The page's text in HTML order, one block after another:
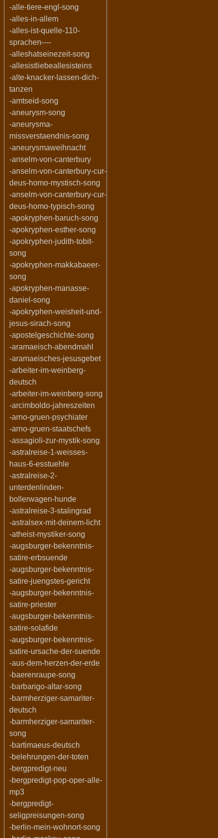
-alle-tiere-engl-song
-alles-in-allem
-alles-ist-quelle-110-
sprachen----
-alleshatseinezeit-song
-allesistliebeallesisteins
-alte-knacker-lassen-dich-
tanzen
-amtseid-song
-aneurysm-song
-aneurysma-
missverstaendnis-song
-aneurysmaweihnacht
-anselm-von-canterbury
-anselm-von-canterbury-cur-
deus-homo-mystisch-song
-anselm-von-canterbury-cur-
deus-homo-typisch-song
-apokryphen-baruch-song
-apokryphen-esther-song
-apokryphen-judith-tobit-
song
-apokryphen-makkabaeer-
song
-apokryphen-manasse-
daniel-song
-apokryphen-weisheit-und-
jesus-sirach-song
-apostelgeschichte-song
-aramaeisch-abendmahl
-aramaeisches-jesusgebet
-arbeiter-im-weinberg-
deutsch
-arbeiter-im-weinberg-song
-arcimboldo-jahreszeiten
-arno-gruen-psychiater
-arno-gruen-staatschefs
-assagioli-zur-mystik-song
-astralreise-1-weisses-
haus-6-esstuehle
-astralreise-2-
unterdenlinden-
bollerwagen-hunde
-astralreise-3-stalingrad
-astralsex-mit-deinem-licht
-atheist-mystiker-song
-augsburger-bekenntnis-
satire-erbsuende
-augsburger-bekenntnis-
satire-juengstes-gericht
-augsburger-bekenntnis-
satire-priester
-augsburger-bekenntnis-
satire-solafide
-augsburger-bekenntnis-
satire-ursache-der-suende
-aus-dem-herzen-der-erde
-baerenraupe-song
-barbarigo-altar-song
-barmherziger-samariter-
deutsch
-barmherziger-samariter-
song
-bartimaeus-deutsch
-belehrungen-der-toten
-bergpredigt-neu
-bergpredigt-pop-oper-alle-
mp3
-bergpredigt-
seligpreisungen-song
-berlin-mein-wohnort-song